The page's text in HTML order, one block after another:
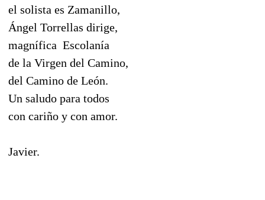
el solista es Zamanillo,
Ángel Torrellas dirige,
magnífica Escolanía
de la Virgen del Camino,
del Camino de León.
Un saludo para todos
con cariño y con amor.
Javier.